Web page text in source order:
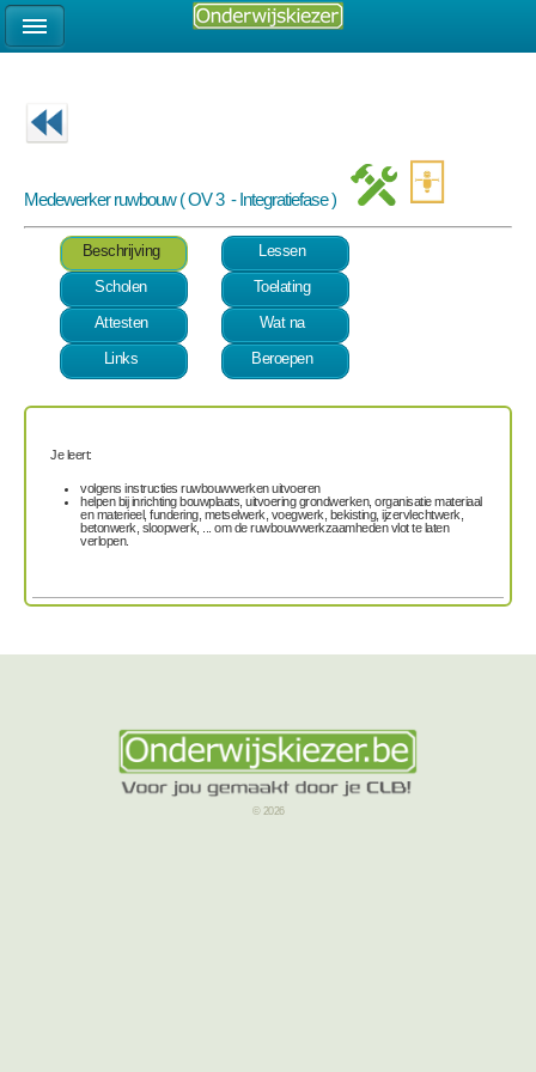
Medewerker ruwbouw ( OV 3 - Integratiefase )
Beschrijving
Lessen
Scholen
Toelating
Attesten
Wat na
Links
Beroepen
Je leert:
volgens instructies ruwbouwwerken uitvoeren
helpen bij inrichting bouwplaats, uitvoering grondwerken, organisatie materiaal
en materieel, fundering, metselwerk, voegwerk, bekisting, ijzervlechtwerk,
betonwerk, sloopwerk, ... om de ruwbouwwerkzaamheden vlot te laten
verlopen.
© 2026